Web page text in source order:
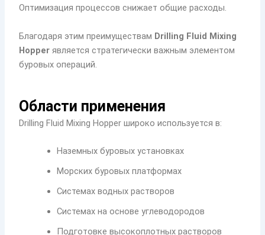
Оптимизация процессов снижает общие расходы.
Благодаря этим преимуществам Drilling Fluid Mixing
Hopper является стратегически важным элементом
буровых операций.
Области применения
Drilling Fluid Mixing Hopper широко используется в:
Наземных буровых установках
Морских буровых платформах
Системах водных растворов
Системах на основе углеводородов
Подготовке высокоплотных растворов